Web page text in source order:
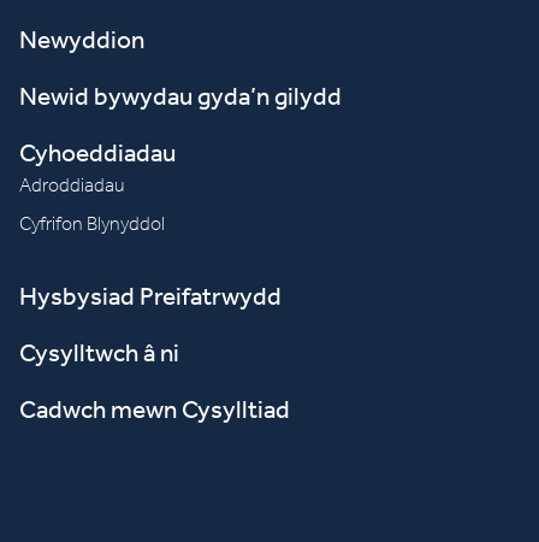
Newyddion
Newid bywydau gyda’n gilydd
Cyhoeddiadau
Adroddiadau
Cyfrifon Blynyddol
Hysbysiad Preifatrwydd
Cysylltwch â ni
Cadwch mewn Cysylltiad